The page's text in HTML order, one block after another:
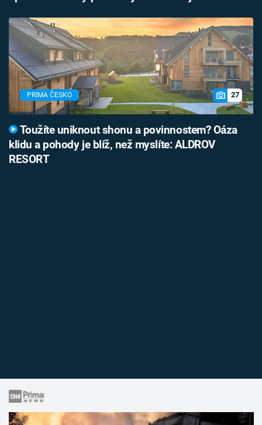
PRIMA ČESKO 27
Toužíte uniknout shonu a povinnostem? Oáza
klidu a pohody je blíž, než myslíte: ALDROV
RESORT